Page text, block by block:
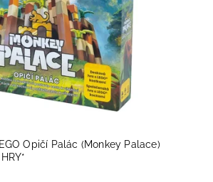
Opičí Palác (Monkey Palace)